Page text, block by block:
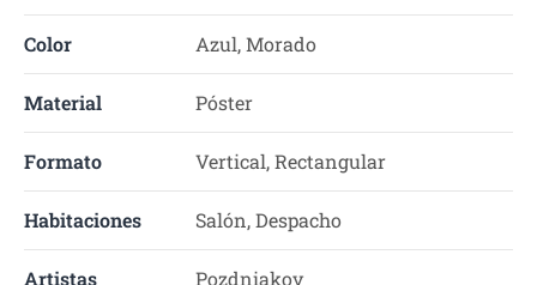
Color Azul, Morado
Material Póster
Formato Vertical, Rectangular
Habitaciones Salón, Despacho
Artistas Pozdniakov